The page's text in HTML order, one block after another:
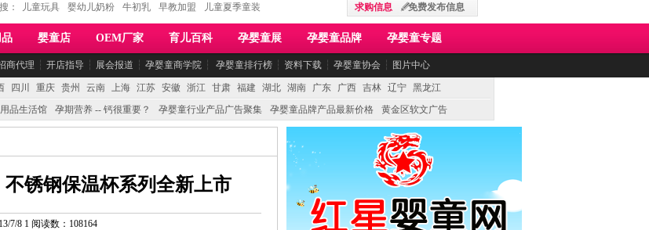
求购信息 免费发布信息
： 儿童玩具 婴幼儿奶粉 牛初乳 早教加盟 儿童夏季童装
婴童店 OEM厂家 育儿百科 孕婴童展 孕婴童品牌 孕婴童专题
商代理 ┆ 开店指导 ┆ 展会报道 ┆ 孕婴童商学院 ┆ 孕婴童排行榜 ┆ 资料下载 ┆ 孕婴童协会 ┆ 图片中心
四川 重庆 贵州 云南 上海 江苏 安徽 浙江 甘肃 福建 湖北 湖南 广东 广西 吉林 辽宁 黑龙江
品生活馆 孕期营养 -- 钙很重要？ 孕婴童行业产品广告聚集 孕婴童品牌产品最新价格 黄金区软文广告
锈钢保温杯系列全新上市
7/8 1 阅读数：108164